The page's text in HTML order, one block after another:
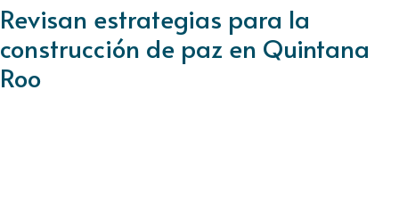
Revisan estrategias para la
construcción de paz en Quintana
Roo